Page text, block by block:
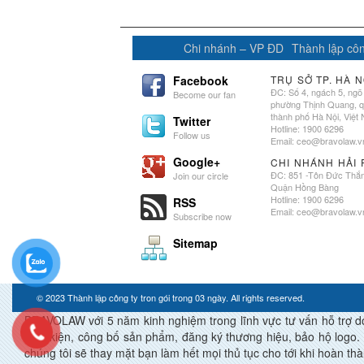
Chi nhánh – VP ĐD Thành lập
Facebook
Become our fan
Twitter
Follow us
Google+
Join our circle
RSS
Subscribe now
Sitemap
TRỤ SỞ TP. HÀ
ĐC: Số 4, ngách 5,
phường Thịnh Quang,
thành phố Hà Nội, Việt
Hotline: 1900 6296
Email:
CHI NHÁNH HẢI
ĐC: 851 -Tôn Đức
Quận Hồng Bàng
Hotline: 1900 6296
Email:
© 2023Thành lập công ty tron gói trong 03 ngày. All rights reserved.
BRAVOLAW với 5 năm kinh nghiệm trong lĩnh vực tư vấn hỗ
điều kiện, công bố sản phẩm, đăng ký thương hiệu, bảo hộ
chúng tôi sẽ thay mặt bạn làm hết mọi thủ tục cho tới khi hoàn